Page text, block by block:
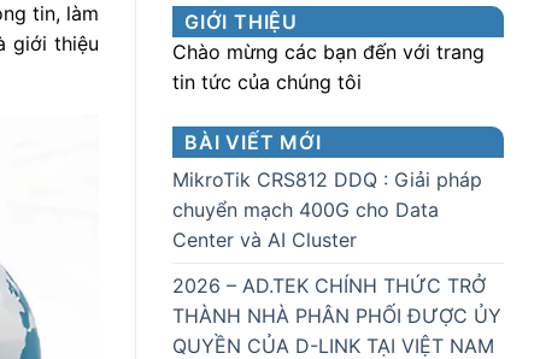
tin, làm
giới thiệu
GIỚI THIỆU
Chào mừng các bạn đến với trang
tin tức của chúng tôi
BÀI VIẾT MỚI
MikroTik CRS812 DDQ : Giải pháp
chuyển mạch 400G cho Data
Center và AI Cluster
2026 – AD.TEK CHÍNH THỨC TRỞ
THÀNH NHÀ PHÂN PHỐI ĐƯỢC ỦY
QUYỀN CỦA D-LINK TẠI VIỆT NAM